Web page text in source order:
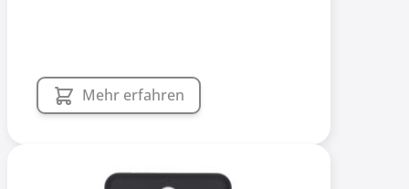
Mehr erfahren